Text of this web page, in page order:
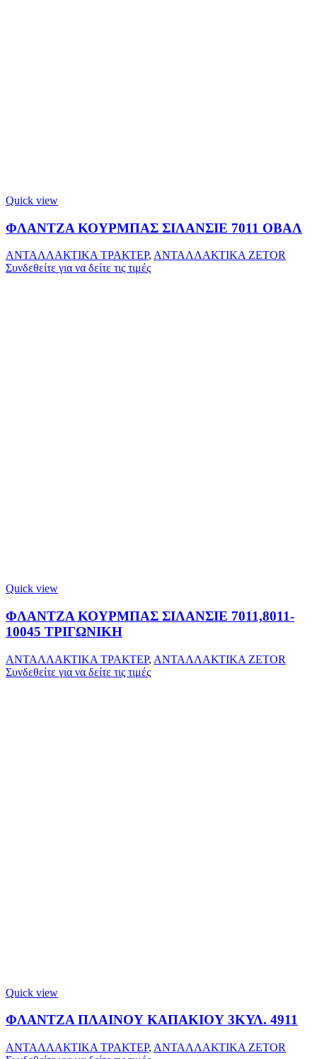
Quick view
ΦΛΑΝΤΖΑ ΚΟΥΡΜΠΑΣ ΣΙΛΑΝΣΙΕ 7011 ΟΒΑΛ
ΑΝΤΑΛΛΑΚΤΙΚΑ ΤΡΑΚΤΕΡ, ΑΝΤΑΛΛΑΚΤΙΚΑ ZETOR
Συνδεθείτε για να δείτε τις τιμές
Quick view
ΦΛΑΝΤΖΑ ΚΟΥΡΜΠΑΣ ΣΙΛΑΝΣΙΕ 7011,8011-
10045 ΤΡΙΓΩΝΙΚΗ
ΑΝΤΑΛΛΑΚΤΙΚΑ ΤΡΑΚΤΕΡ, ΑΝΤΑΛΛΑΚΤΙΚΑ ZETOR
Συνδεθείτε για να δείτε τις τιμές
Quick view
ΦΛΑΝΤΖΑ ΠΛΑΙΝΟΥ ΚΑΠΑΚΙΟΥ 3ΚΥΛ. 4911
ΑΝΤΑΛΛΑΚΤΙΚΑ ΤΡΑΚΤΕΡ, ΑΝΤΑΛΛΑΚΤΙΚΑ ZETOR